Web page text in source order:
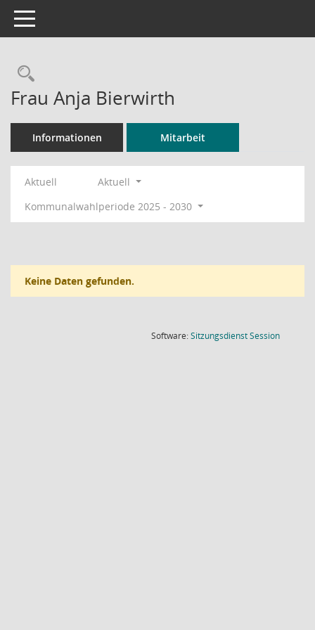
Toggle navigation
Rechercheauswahl
Frau Anja Bierwirth
Informationen Mitarbeit
Aktuell
Aktuell
Kommunalwahlperiode 2025 - 2030
Keine Daten gefunden.
Software:SitzungsdienstSession(Wird in